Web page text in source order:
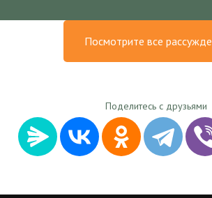
Посмотрите все
Поделитесь с друзьями